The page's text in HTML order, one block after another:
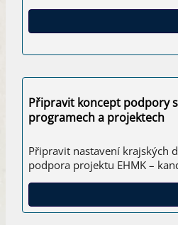
Připravit koncept podpory
programech a projektech
Připravit nastavení krajských
podpora projektu EHMK –